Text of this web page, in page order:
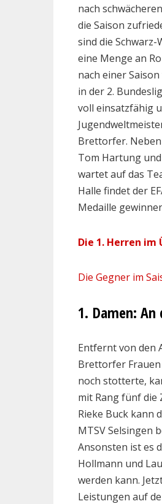
nach
die Saison
sind die
eine Menge an
nach einer
in der 2.
voll einsatzfähig
Brettorfer.
Tom Hartung
wartet auf das
Halle findet der
Medaille
Die 1. Herren im
Die Gegner im
1. Damen:
Entfernt von den
Brettorfer
noch stotterte,
mit Rang fünf die
Rieke Buck kann
MTSV Selsingen
Ansonsten ist es
Hollmann und
werden kann.
Leistungen auf